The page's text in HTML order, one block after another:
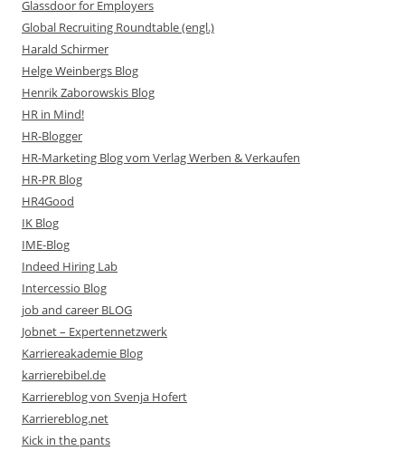
Glassdoor for Employers
Global Recruiting Roundtable (engl.)
Harald Schirmer
Helge Weinbergs Blog
Henrik Zaborowskis Blog
HR in Mind!
HR-Blogger
HR-Marketing Blog vom Verlag Werben & Verkaufen
HR-PR Blog
HR4Good
IK Blog
IME-Blog
Indeed Hiring Lab
Intercessio Blog
job and career BLOG
Jobnet – Expertennetzwerk
Karriereakademie Blog
karrierebibel.de
Karriereblog von Svenja Hofert
Karriereblog.net
Kick in the pants